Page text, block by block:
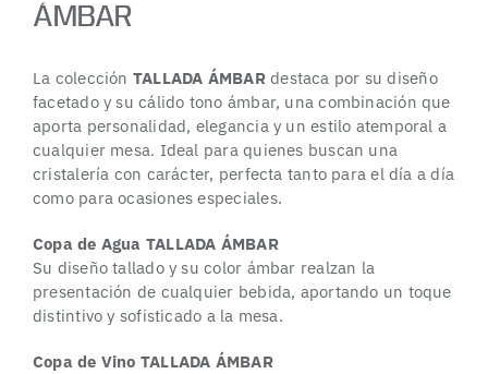
ÁMBAR
La colección TALLADA ÁMBARdestaca por su diseño
facetado y su cálido tono ámbar, una combinación que
aporta personalidad, elegancia y un estilo atemporal a
cualquier mesa. Ideal para quienes buscan una
cristalería con carácter, perfecta tanto para el día a día
como para ocasiones especiales.
Copa de Agua TALLADA ÁMBAR
Su diseño tallado y su color ámbar realzan la
presentación de cualquier bebida, aportando un toque
distintivo y sofisticado a la mesa.
Copa de Vino TALLADA ÁMBAR